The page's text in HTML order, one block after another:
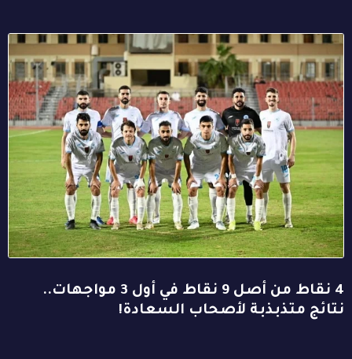
4 نقاط من أصل 9 نقاط في أول 3 مواجهات..
نتائج متذبذبة لأصحاب السعادة!